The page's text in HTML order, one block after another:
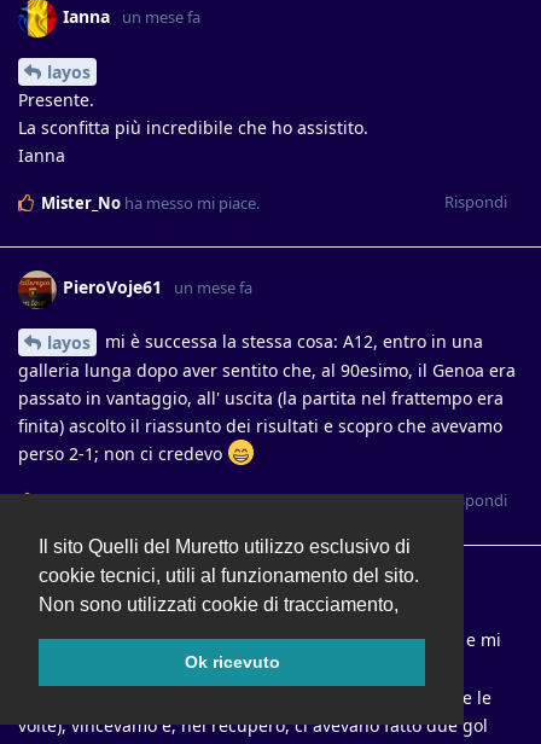
Il sito Quelli del Muretto utilizzo esclusivo di
cookie tecnici, utili al funzionamento del sito.
Non sono utilizzati cookie di tracciamento,
Ok ricevuto
Ianna un mese fa
layos
Presente.
La sconfitta più incredibile che ho assistito.
Ianna
Rispondi
Mister_No ha messo mi piace.
PieroVoje61 un mese fa
layos
mi è successa la stessa cosa: A12, entro in una
galleria lunga dopo aver sentito che, al 90esimo, il Genoa era
passato in vantaggio, all' uscita (la partita nel frattempo era
finita) ascolto il riassunto dei risultati e scopro che avevamo
perso 2-1; non ci credevo
Rispondi
Mister_NoeDaniloLRhanno messo mi piace.
Giammi un mese fa
layos si anche in un più recente Toro-Genoa (c’ero e mi
faccio infinocchiare tutte le volte, anche quest’anno, ad
andare a quella partita maledetta dove ci inculano tutte le
volte), vincevamo e, nel recupero, ci avevano fatto due gol